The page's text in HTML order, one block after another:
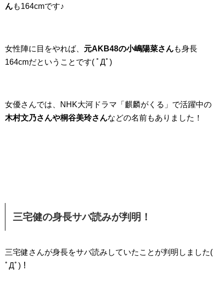
んも164cmです♪
女性陣に目をやれば、 元AKB48の小嶋陽菜さんも身長
164cmだということです( ﾟДﾟ)
女優さんでは、NHK大河ドラマ「麒麟がくる」で活躍中の
木村文乃さんや桐谷美玲さんなどの名前もありました！
三宅健の身長サバ読みが判明！
三宅健さんが身長をサバ読みしていたことが判明しました(
ﾟДﾟ)！